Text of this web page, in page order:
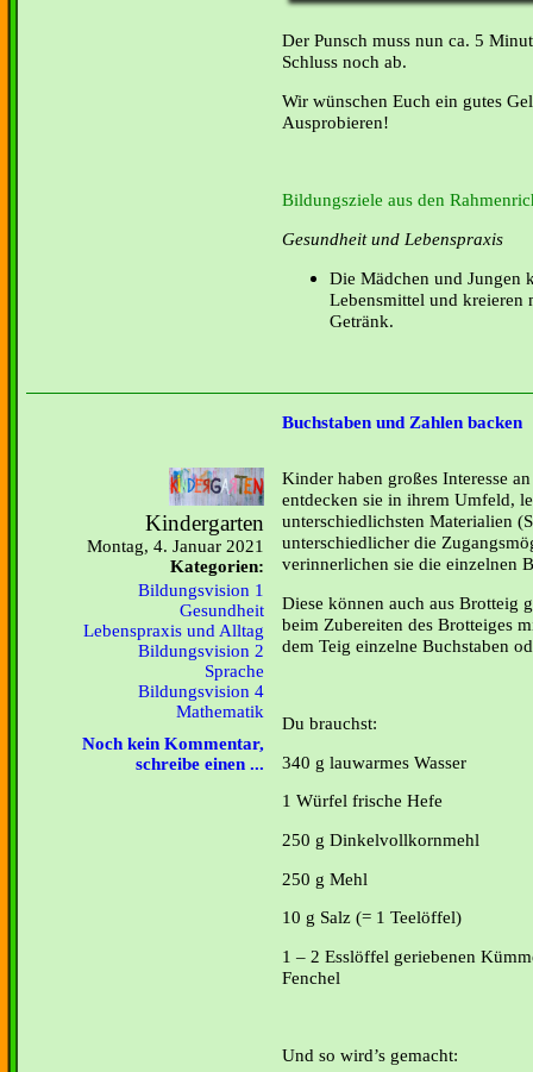
Der Punsch muss nun ca. 5
Schluss noch ab.
Wir wünschen Euch ein gutes
Ausprobieren!
Bildungsziele aus den
Gesundheit und Lebenspraxis
Die Mädchen und Jungen
Lebensmittel und kreieren
Getränk.
Buchstaben und Zahlen backen
Kindergarten
Montag, 4. Januar 2021
Kategorien:
Bildungsvision 1
Gesundheit
Lebenspraxis und Alltag
Bildungsvision 2
Sprache
Bildungsvision 4
Mathematik
Noch kein Kommentar,
schreibe einen ...
Kinder haben großes Interesse
entdecken sie in ihrem Umfeld,
unterschiedlichsten Materialien
unterschiedlicher die
verinnerlichen sie die einzelnen
Diese können auch aus Brotteig
beim Zubereiten des Brotteiges
dem Teig einzelne Buchstaben
Du brauchst:
340 g lauwarmes Wasser
1 Würfel frische Hefe
250 g Dinkelvollkornmehl
250 g Mehl
10 g Salz (= 1 Teelöffel)
1 – 2 Esslöffel geriebenen
Fenchel
Und so wird’s gemacht: